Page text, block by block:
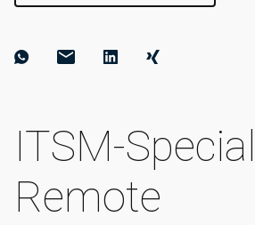
ITSM-
Remote